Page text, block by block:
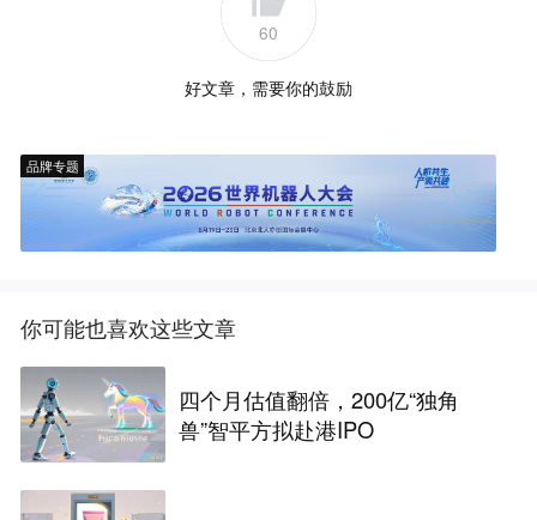
60
好文章，需要你的鼓励
品牌专题
你可能也喜欢这些文章
四个月估值翻倍，200亿“独角
兽”智平方拟赴港IPO